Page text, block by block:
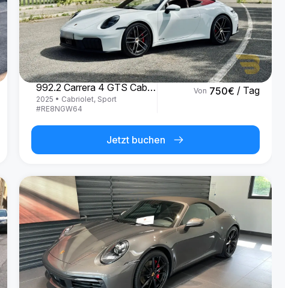
Porsche
992.2 Carrera 4 GTS Cabrio '25
2025 • Cabriolet, Sport
#RE8NGW64
Von 750€ / Tag
Jetzt buchen